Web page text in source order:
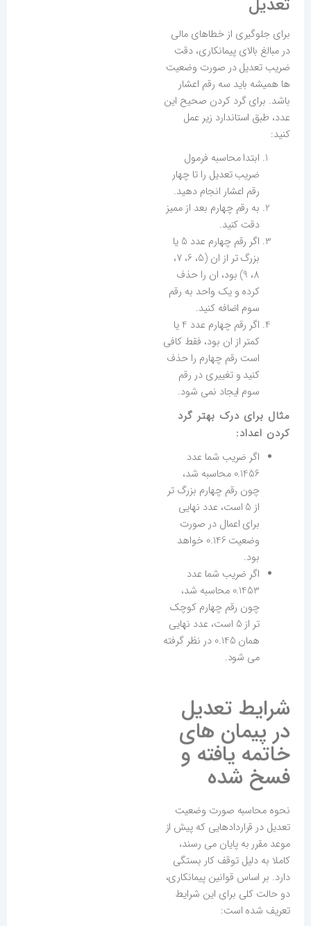
تعدیل
برای جلوگیری از خطاهای مالی
در مبالغ بالای پیمانکاری، دقت
ضریب تعدیل در صورت وضعیت
ها همیشه باید سه رقم اعشار
باشد. برای گرد کردن صحیح این
عدد، طبق استاندارد زیر عمل
کنید:
ابتدا محاسبه فرمول
ضریب تعدیل را تا چهار
رقم اعشار انجام دهید.
به رقم چهارم بعد از ممیز
دقت کنید.
اگر رقم چهارم عدد 5 یا
بزرگ تر از ان (5، 6، 7،
8، 9) بود، ان را حذف
کرده و یک واحد به رقم
سوم اضافه کنید.
اگر رقم چهارم عدد 4 یا
کمتر از ان بود، فقط کافی
است رقم چهارم را حذف
کنید و تغییری در رقم
سوم ایجاد نمی شود.
مثال برای درک بهتر گرد
کردن اعداد:
اگر ضریب شما عدد
0.1456 محاسبه شد،
چون رقم چهارم بزرگ تر
از 5 است، عدد نهایی
برای اعمال در صورت
وضعیت 0.146 خواهد
بود.
اگر ضریب شما عدد
0.1453 محاسبه شد،
چون رقم چهارم کوچک
تر از 5 است، عدد نهایی
همان 0.145 در نظر گرفته
می شود.
شرایط تعدیل
در پیمان های
خاتمه یافته و
فسخ شده
نحوه محاسبه صورت وضعیت
تعدیل در قراردادهایی که پیش از
موعد مقرر به پایان می رسند،
کاملا به دلیل توقف کار بستگی
دارد. بر اساس قوانین پیمانکاری،
دو حالت کلی برای این شرایط
تعریف شده است: